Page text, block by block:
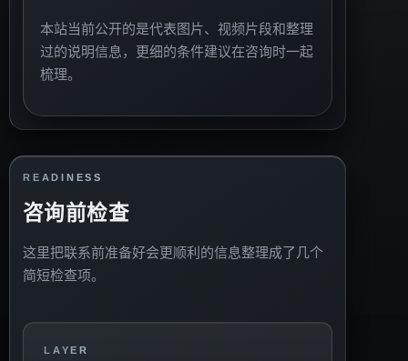
本站当前公开的是代表图片、视频片段和整理
过的说明信息，更细的条件建议在咨询时一起
梳理。
READINESS
咨询前检查
这里把联系前准备好会更顺利的信息整理成了几个
简短检查项。
LAYER